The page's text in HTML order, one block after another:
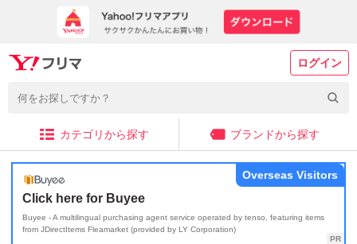
ログイン
カテゴリから探す ブランドから探す
Click here for Buyee
Buyee - A multilingual purchasing agent service operated by tenso, featuring items
from JDirectItems Fleamarket (provided by LY Corporation)
Overseas Visitors